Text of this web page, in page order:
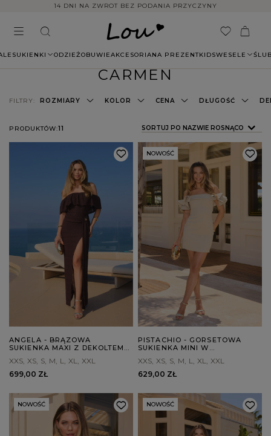
14 DNI NA ZWROT BEZ PODANIA PRZYCZYNY
SUKIENKI ODZIEŻOBUWIEAKCESORIANA PREZENTKIDSWESELE
CARMEN
PRODUKTÓW:11 ZMIEŃ SORTOWANIE
SORTUJ PO NAZWIE ROSNĄCO
FILTRY: ROZMIARY KOLOR CENA DŁUGOŚĆ
ANGELA - BRĄZOWA
SUKIENKA MAXI Z DEKOLTEM
XXS XS S M L XL XXL
699,00 ZŁ
NOWOŚĆ
PISTACHIO - GORSETOWA
SUKIENKA MINI W
XXS XS S M L XL XXL
629,00 ZŁ
NOWOŚĆ NOWOŚĆ